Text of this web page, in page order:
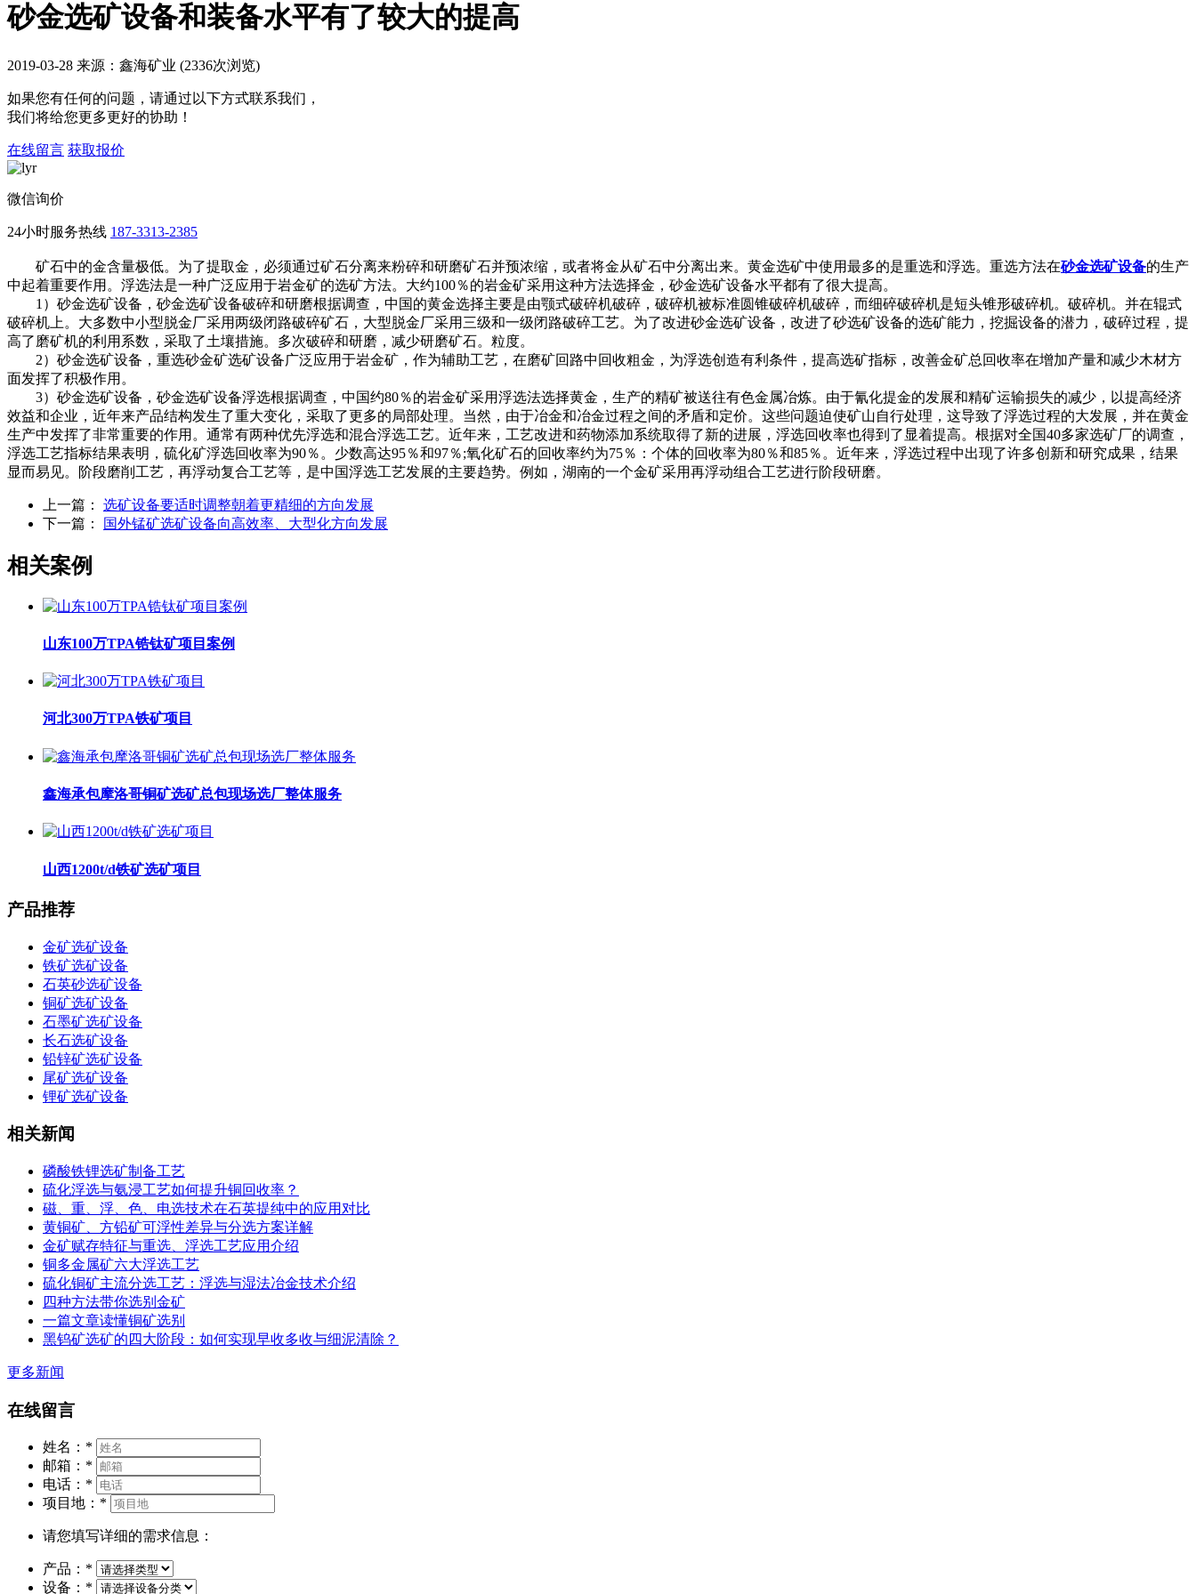
砂金选矿设备和装备水平有了较大的提高
2019-03-28 来源：鑫海矿业 (2336次浏览)
如果您有任何的问题，请通过以下方式联系我们，
我们将给您更多更好的协助！
在线留言 获取报价
微信询价
24小时服务热线 187-3313-2385
矿石中的金含量极低。为了提取金，必须通过矿石分离来粉碎和研磨矿石并预浓缩，或者将金从矿石中分离出来。黄金选矿中使用最多的是重选和浮选。重选方法在砂金选矿设备的生产
中起着重要作用。浮选法是一种广泛应用于岩金矿的选矿方法。大约100％的岩金矿采用这种方法选择金，砂金选矿设备水平都有了很大提高。
1）砂金选矿设备，砂金选矿设备破碎和研磨根据调查，中国的黄金选择主要是由颚式破碎机破碎，破碎机被标准圆锥破碎机破碎，而细碎破碎机是短头锥形破碎机。破碎机。并在辊式
破碎机上。大多数中小型脱金厂采用两级闭路破碎矿石，大型脱金厂采用三级和一级闭路破碎工艺。为了改进砂金选矿设备，改进了砂选矿设备的选矿能力，挖掘设备的潜力，破碎过程，提
高了磨矿机的利用系数，采取了土壤措施。多次破碎和研磨，减少研磨矿石。粒度。
2）砂金选矿设备，重选砂金矿选矿设备广泛应用于岩金矿，作为辅助工艺，在磨矿回路中回收粗金，为浮选创造有利条件，提高选矿指标，改善金矿总回收率在增加产量和减少木材方
面发挥了积极作用。
3）砂金选矿设备，砂金选矿设备浮选根据调查，中国约80％的岩金矿采用浮选法选择黄金，生产的精矿被送往有色金属冶炼。由于氰化提金的发展和精矿运输损失的减少，以提高经济
效益和企业，近年来产品结构发生了重大变化，采取了更多的局部处理。当然，由于冶金和冶金过程之间的矛盾和定价。这些问题迫使矿山自行处理，这导致了浮选过程的大发展，并在黄金
生产中发挥了非常重要的作用。通常有两种优先浮选和混合浮选工艺。近年来，工艺改进和药物添加系统取得了新的进展，浮选回收率也得到了显着提高。根据对全国40多家选矿厂的调查，
浮选工艺指标结果表明，硫化矿浮选回收率为90％。少数高达95％和97％;氧化矿石的回收率约为75％：个体的回收率为80％和85％。近年来，浮选过程中出现了许多创新和研究成果，结果
显而易见。阶段磨削工艺，再浮动复合工艺等，是中国浮选工艺发展的主要趋势。例如，湖南的一个金矿采用再浮动组合工艺进行阶段研磨。
上一篇： 选矿设备要适时调整朝着更精细的方向发展
下一篇：
国外锰矿选矿设备向高效率、大型化方向发展
相关案例
山东100万TPA锆钛矿项目案例
河北300万TPA铁矿项目
鑫海承包摩洛哥铜矿选矿总包现场选厂整体服务
山西1200t/d铁矿选矿项目
产品推荐
金矿选矿设备
铁矿选矿设备
石英砂选矿设备
铜矿选矿设备
石墨矿选矿设备
长石选矿设备
铅锌矿选矿设备
尾矿选矿设备
锂矿选矿设备
相关新闻
磷酸铁锂选矿制备工艺
硫化浮选与氨浸工艺如何提升铜回收率？
磁、重、浮、色、电选技术在石英提纯中的应用对比
黄铜矿、方铅矿可浮性差异与分选方案详解
金矿赋存特征与重选、浮选工艺应用介绍
铜多金属矿六大浮选工艺
硫化铜矿主流分选工艺：浮选与湿法冶金技术介绍
四种方法带你选别金矿
一篇文章读懂铜矿选别
黑钨矿选矿的四大阶段：如何实现早收多收与细泥清除？
更多新闻
在线留言
姓名： *
邮箱： *
电话： *
项目地： *
请您填写详细的需求信息：
产品： *
设备： *